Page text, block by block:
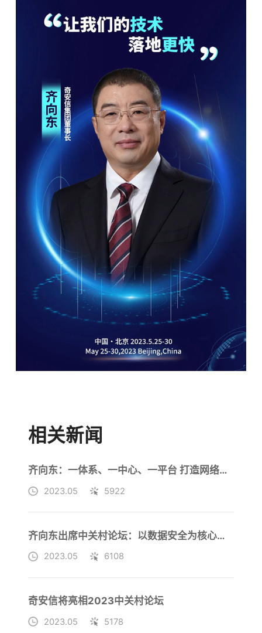
相关新闻
齐向东：一体系、一中心、一平台 打造网络安全“零事故”智能城市
2023.05 5922
齐向东出席中关村论坛：以数据安全为核心的网络安全产业将爆发式增长
2023.05 6108
奇安信将亮相2023中关村论坛
2023.05 5178